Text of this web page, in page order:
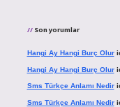
Son yorumlar
Hangi Ay Hangi Burç Olur
Hangi Ay Hangi Burç Olur
Sms Türkçe Anlamı Nedir
Sms Türkçe Anlamı Nedir